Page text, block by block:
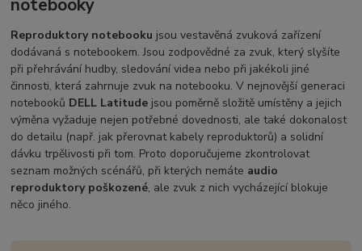
notebooky
Reproduktory notebooku jsou vestavěná zvuková zařízení
dodávaná s notebookem. Jsou zodpovědné za zvuk, který slyšíte
při přehrávání hudby, sledování videa nebo při jakékoli jiné
činnosti, která zahrnuje zvuk na notebooku. V nejnovější generaci
notebooků DELL Latitude jsou poměrně složitě umístěny a jejich
výměna vyžaduje nejen potřebné dovednosti, ale také dokonalost
do detailu (např. jak přerovnat kabely reproduktorů) a solidní
dávku trpělivosti při tom. Proto doporučujeme zkontrolovat
seznam možných scénářů, při kterých nemáte audio
reproduktory poškozené, ale zvuk z nich vycházející blokuje
něco jiného.